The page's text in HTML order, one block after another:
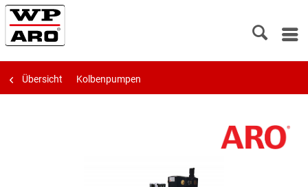
Übersicht Kolbenpumpen